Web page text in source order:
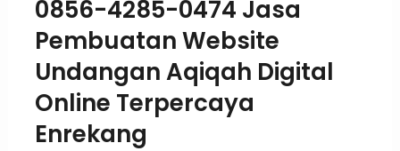
0856-4285-0474 Jasa
Pembuatan Website
Undangan Aqiqah Digital
Online Terpercaya
Enrekang